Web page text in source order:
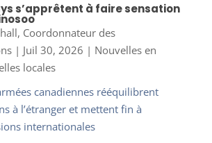
s’apprêtent à faire sensation
Coordonnateur des
| Juil 30, 2026 | Nouvelles en
locales